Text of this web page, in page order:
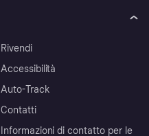
Rivendi
Accessibilità
Auto-Track
Contatti
Informazioni di contatto per le